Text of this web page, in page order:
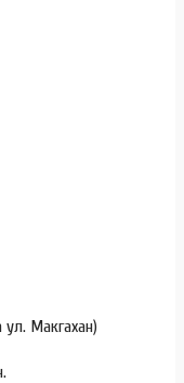
ул. Макгахан)